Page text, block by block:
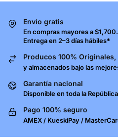
Envío gratis
En compras mayores a
Entrega en 2–3 días hábiles*
Producos 100% Originales,
y almacenados bajo las
Garantía nacional
Disponible en toda la
Pago 100% seguro
AMEX / KueskiPay /